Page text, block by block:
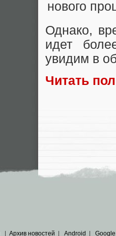
Однако,
идет
увидим в
Читать
| Архив новостей | Android | Google